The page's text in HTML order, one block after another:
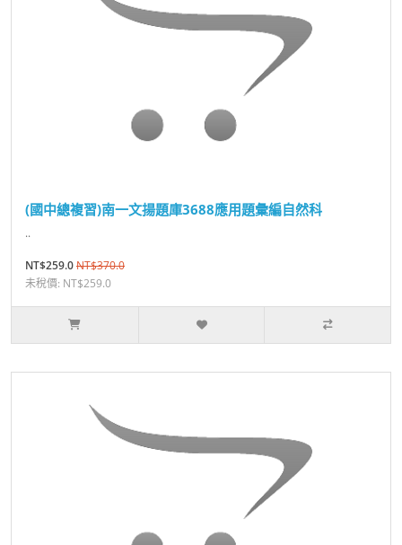
(國中總複習)南一文揚題庫3688應用題彙編自然科
..
NT$259.0NT$370.0
未稅價: NT$259.0